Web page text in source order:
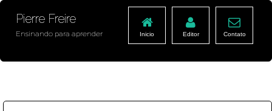
Pierre Freire
Ensinando para aprender Inicio Editor Contato